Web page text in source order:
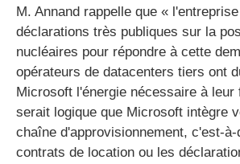
M. Annand rappelle que «
déclarations très publiques sur la
nucléaires pour répondre à cette
opérateurs de datacenters tiers ont
Microsoft l'énergie nécessaire à leur
serait logique que Microsoft intègre
chaîne d'approvisionnement, c'est-
contrats de location ou les